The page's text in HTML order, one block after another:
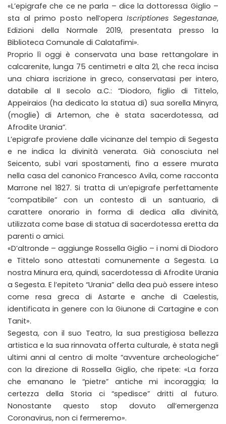
«L’epigrafe che ce ne parla – dice la dottoressa Giglio –
sta al primo posto nell’opera Iscriptiones Segestanae,
Edizioni della Normale 2019, presentata presso la
Biblioteca Comunale di Calatafimi».
Proprio lì oggi è conservata una base rettangolare in
calcarenite, lunga 75 centimetri e alta 21, che reca incisa
una chiara iscrizione in greco, conservatasi per intero,
databile al II secolo a.C.: “Diodoro, figlio di Tittelo,
Appeiraios (ha dedicato la statua di) sua sorella Minyra,
(moglie) di Artemon, che è stata sacerdotessa, ad
Afrodite Urania”.
L’epigrafe proviene dalle vicinanze del tempio di Segesta
e ne indica la divinità venerata. Già conosciuta nel
Seicento, subì vari spostamenti, fino a essere murata
nella casa del canonico Francesco Avila, come racconta
Marrone nel 1827. Si tratta di un’epigrafe perfettamente
“compatibile” con un contesto di un santuario, di
carattere onorario in forma di dedica alla divinità,
utilizzata come base di statua di sacerdotessa eretta da
parenti o amici.
«D’altronde – aggiunge Rossella Giglio – i nomi di Diodoro
e Tittelo sono attestati comunemente a Segesta. La
nostra Minura era, quindi, sacerdotessa di Afrodite Urania
a Segesta. E l’epiteto “Urania” della dea può essere inteso
come resa greca di Astarte e anche di Caelestis,
identificata in genere con la Giunone di Cartagine e con
Tanit».
Segesta, con il suo Teatro, la sua prestigiosa bellezza
artistica e la sua rinnovata offerta culturale, è stata negli
ultimi anni al centro di molte “avventure archeologiche”
con la direzione di Rossella Giglio, che ripete: «La forza
che emanano le “pietre” antiche mi incoraggia; la
certezza della Storia ci “spedisce” dritti al futuro.
Nonostante questo stop dovuto all’emergenza
Coronavirus, non ci fermeremo».